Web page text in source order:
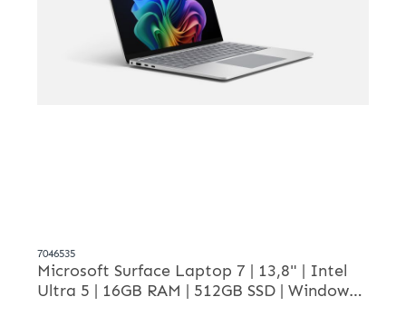
7046535
Microsoft Surface Laptop 7 | 13,8" | Intel
Ultra 5 | 16GB RAM | 512GB SSD | Windows